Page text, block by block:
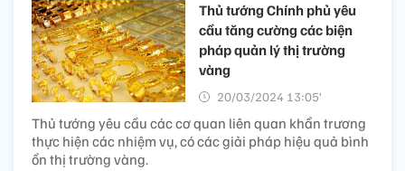
Thủ tướng Chính phủ yêu
cầu tăng cường các biện
pháp quản lý thị trường
vàng
20/03/2024 13:05’
Thủ tướng yêu cầu các cơ quan liên quan khẩn trương
thực hiện các nhiệm vụ, có các giải pháp hiệu quả bình
ổn thị trường vàng.